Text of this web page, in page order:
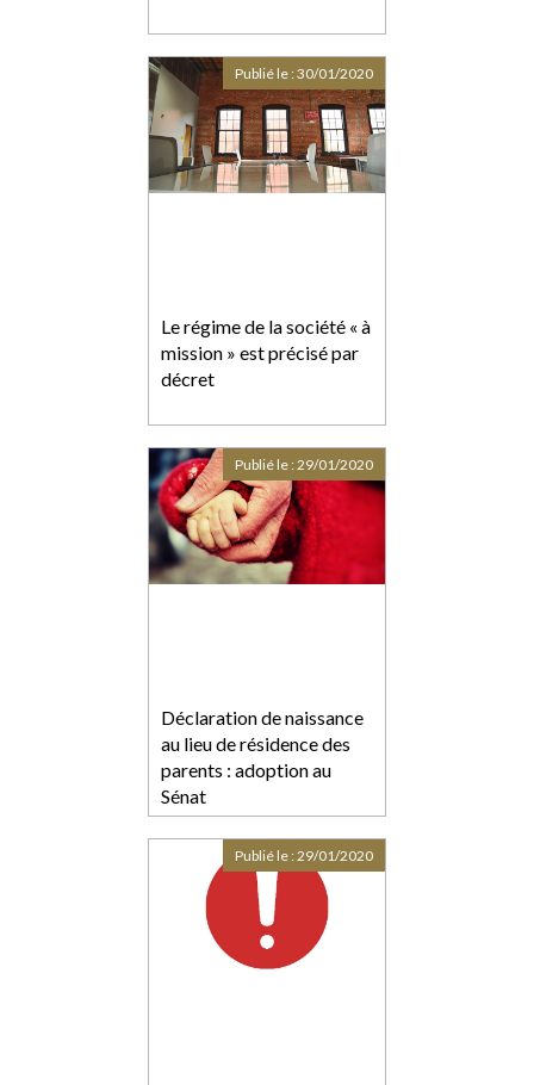
Le régime de la société « à
mission » est précisé par
décret
Publié le :30/01/2020
Déclaration de naissance
au lieu de résidence des
parents : adoption au
Sénat
Publié le :29/01/2020
Publié le :29/01/2020